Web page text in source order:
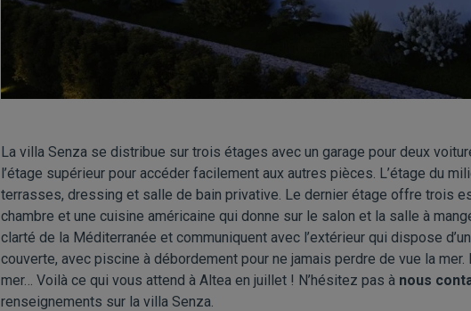
La villa Senza se distribue sur trois étages avec un garage pour deux
l’étage supérieur pour accéder facilement aux autres pièces. L’étage du
terrasses, dressing et salle de bain privative. Le dernier étage offre trois
chambre et une cuisine américaine qui donne sur le salon et la salle à
clarté de la Méditerranée et communiquent avec l’extérieur qui dispose
couverte, avec piscine à débordement pour ne jamais perdre de vue la
mer… Voilà ce qui vous attend à Altea en juillet ! N’hésitez pas à nous
renseignements sur la villa Senza.